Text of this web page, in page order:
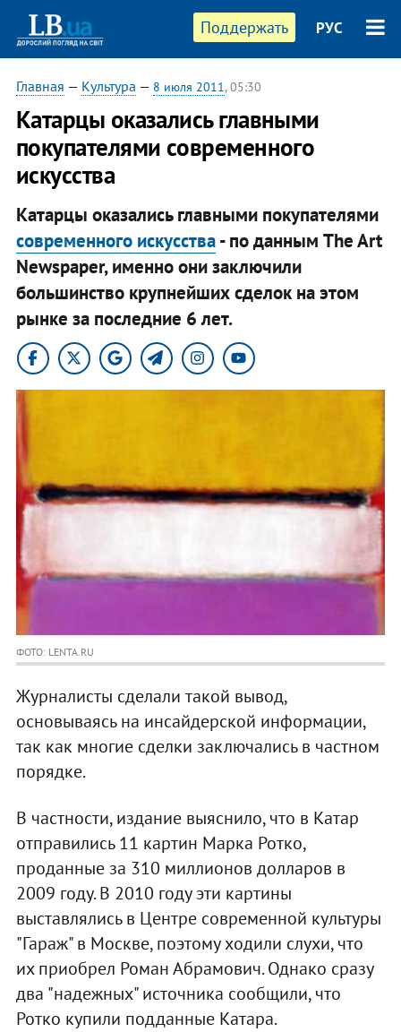
Поддержать РУС
Главная — Культура — 8 июля 2011, 05:30
Катарцы оказались главными
покупателями современного
искусства
Катарцы оказались главными покупателями
современного искусства- по данным The Art
Newspaper, именно они заключили
большинство крупнейших сделок на этом
рынке за последние 6 лет.
ФОТО: LENTA.RU
Журналисты сделали такой вывод,
основываясь на инсайдерской информации,
так как многие сделки заключались в частном
порядке.
В частности, издание выяснило, что в Катар
отправились 11 картин Марка Ротко,
проданные за 310 миллионов долларов в
2009 году. В 2010 году эти картины
выставлялись в Центре современной культуры
"Гараж" в Москве, поэтому ходили слухи, что
их приобрел Роман Абрамович. Однако сразу
два "надежных" источника сообщили, что
Ротко купили подданные Катара.